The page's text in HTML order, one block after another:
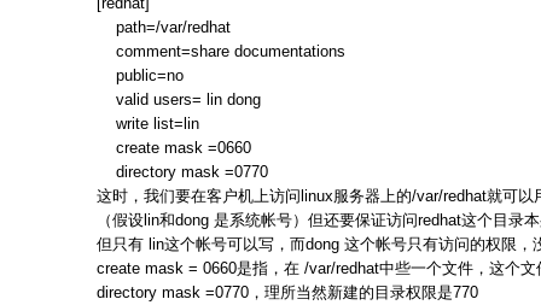
path=/var/redhat
comment=share documentations
public=no
valid users= lin dong
write list=lin
create mask =0660
directory mask =0770
这时，我们要在客户机上访问linux服务器上的/var/redhat就可
（假设lin和dong 是系统帐号）但还要保证访问redhat这个目录
但只有 lin这个帐号可以写，而dong 这个帐号只有访问的权限，
create mask = 0660是指，在 /var/redhat中些一个文件，这个文
directory mask =0770，理所当然新建的目录权限是770